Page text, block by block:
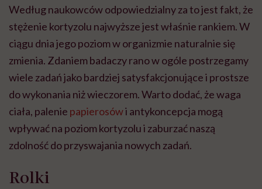
Według naukowców odpowiedzialny za to jest fakt, że
stężenie kortyzolu najwyższe jest właśnie rankiem. W
ciągu dnia jego poziom w organizmie naturalnie się
zmienia. Zdaniem badaczy rano w ogóle postrzegamy
wiele zadań jako bardziej satysfakcjonujące i prostsze
do wykonania niż wieczorem. Warto dodać, że waga
ciała, palenie papierosówi antykoncepcja mogą
wpływać na poziom kortyzolu i zaburzać naszą
zdolność do przyswajania nowych zadań.
Rolki